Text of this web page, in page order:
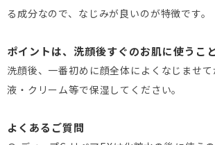
る成分なので、なじみが良いのが特徴です。
ポイントは、洗顔後すぐのお肌に使うこと
洗顔後、一番初めに顔全体によくなじませ
液・クリーム等で保湿してください。
よくあるご質問